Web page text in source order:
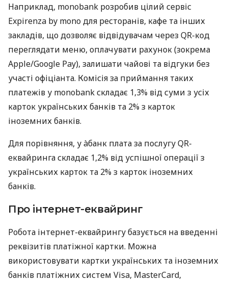
Наприклад, monobank розробив цілий сервіс
Expirenza by mono для ресторанів, кафе та інших
закладів, що дозволяє відвідувачам через QR-код
переглядати меню, оплачувати рахунок (зокрема
Apple/Google Pay), залишати чайові та відгуки без
участі офіціанта. Комісія за приймання таких
платежів у monobank складає 1,3% від суми з усіх
карток українських банків та 2% з карток
іноземних банків.
Для порівняння, у àбанк плата за послугу QR-
еквайринга складає 1,2% від успішної операції з
українських карток та 2% з карток іноземних
банків.
Про інтернет-еквайринг
Робота інтернет-еквайрингу базується на введенні
реквізитів платіжної картки. Можна
використовувати картки українських та іноземних
банків платіжних систем Visa, MasterCard,